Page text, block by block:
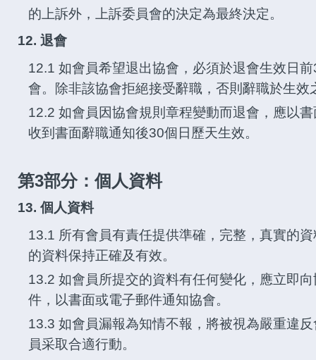
的上訴外，上訴委員會的決定為最終決定。
12. 退會
12.1 如會員希望退出協會，必須於退會生效日
會。除非該協會拒絕接受辭職，否則辭職於生效
12.2 如會員因協會規則章程變動而退會，應以
收到書面辭職通知後30個日歷天生效。
第3部分：個人資料
13. 個人資料
13.1 所有會員有責任提供準確，完整，真實的
的資料保持正確及有效。
13.2 如會員所提交的資料有任何變化，應立即
件，以書面或電子郵件通知協會。
13.3 如會員漏報為知情不報，將被視為嚴重違
員采取合適行動。